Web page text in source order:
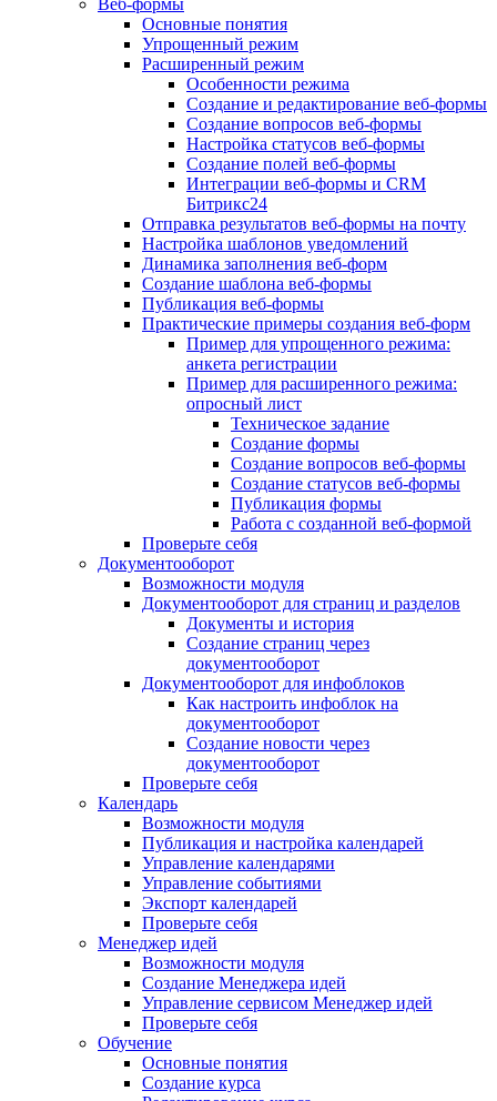
Веб-формы
Основные понятия
Упрощенный режим
Расширенный режим
Особенности режима
Создание и редактирование веб-формы
Создание вопросов веб-формы
Настройка статусов веб-формы
Создание полей веб-формы
Интеграции веб-формы и CRM
Битрикс24
Отправка результатов веб-формы на почту
Настройка шаблонов уведомлений
Динамика заполнения веб-форм
Создание шаблона веб-формы
Публикация веб-формы
Практические примеры создания веб-форм
Пример для упрощенного режима:
анкета регистрации
Пример для расширенного режима:
опросный лист
Техническое задание
Создание формы
Создание вопросов веб-формы
Создание статусов веб-формы
Публикация формы
Работа с созданной веб-формой
Проверьте себя
Документооборот
Возможности модуля
Документооборот для страниц и разделов
Документы и история
Создание страниц через
документооборот
Документооборот для инфоблоков
Как настроить инфоблок на
документооборот
Создание новости через
документооборот
Проверьте себя
Календарь
Возможности модуля
Публикация и настройка календарей
Управление календарями
Управление событиями
Экспорт календарей
Проверьте себя
Менеджер идей
Возможности модуля
Создание Менеджера идей
Управление сервисом Менеджер идей
Проверьте себя
Обучение
Основные понятия
Создание курса